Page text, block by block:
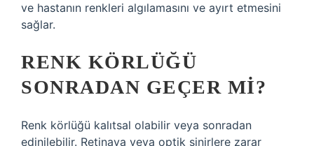
ve hastanın renkleri algılamasını ve ayırt etmesini
sağlar.
RENK KÖRLÜĞÜ
SONRADAN GEÇER MI?
Renk körlüğü kalıtsal olabilir veya sonradan
edinilebilir. Retinaya veya optik sinirlere zarar